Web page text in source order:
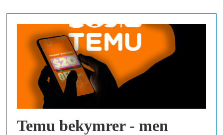
Temu bekymrer - men